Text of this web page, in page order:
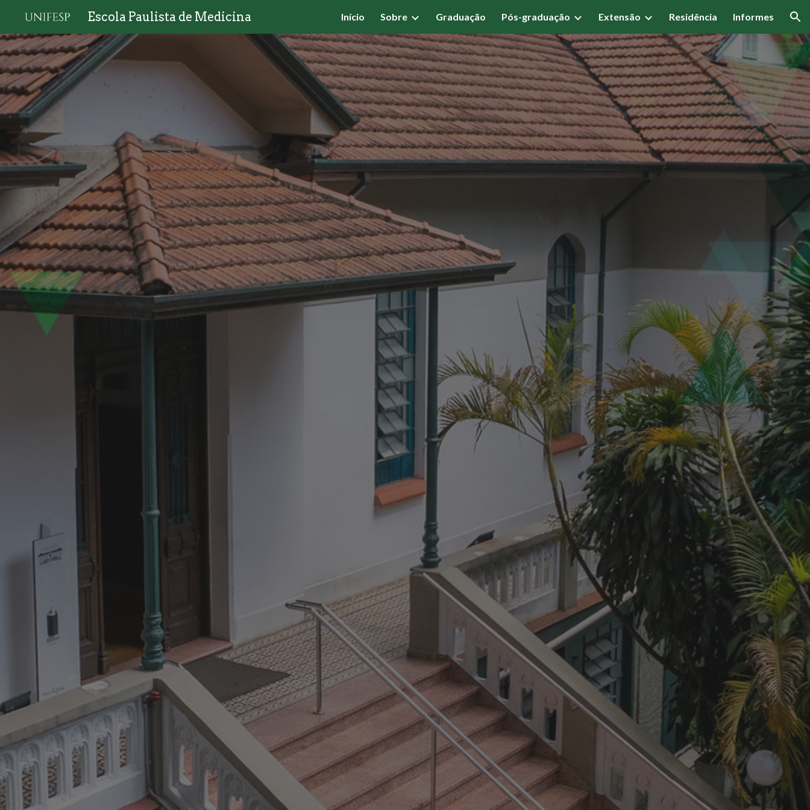
Skip to main content Skip to navigation
Escola Paulista de Medicina Início Sobre Graduação Pós-graduação Extensão Residência Informes